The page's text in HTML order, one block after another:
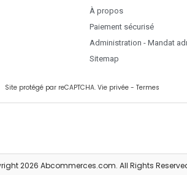
À propos
Paiement sécurisé
Administration - Mandat
Sitemap
Site protégé par reCAPTCHA. Vie privée - Termes
2026 Abcommerces.com. All Rights